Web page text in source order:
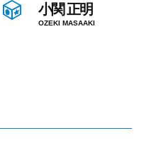
小関 正明
OZEKI MASAAKI